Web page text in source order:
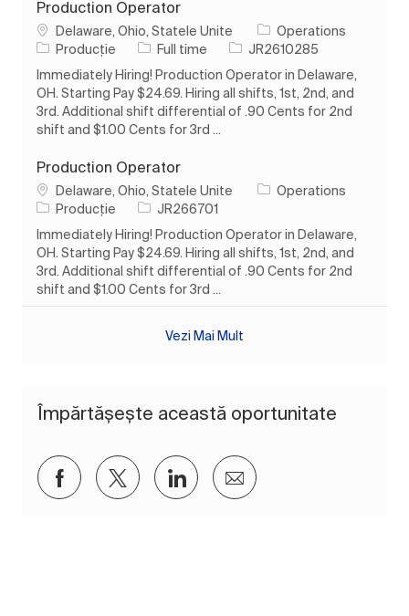
Production Operator
LocDelaware, Ohio, Statele Unite
Operations
Categorie
Producție Tipul postului
Full time Job IdJR2610285
Immediately Hiring! Production Operator in Delaware,
OH. Starting Pay $24.69. Hiring all shifts, 1st, 2nd, and
3rd. Additional shift differential of .90 Cents for 2nd
shift and $1.00 Cents for 3rd ...
Production Operator
LocDelaware, Ohio, Statele Unite
Operations
Categorie
Producție Job IdJR266701
Immediately Hiring! Production Operator in Delaware,
OH. Starting Pay $24.69. Hiring all shifts, 1st, 2nd, and
3rd. Additional shift differential of .90 Cents for 2nd
shift and $1.00 Cents for 3rd ...
Vezi Mai Mult
Împărtășește această oportunitate
Distribuiți prin Facebook
Distribuiți prin twitter
Distribuiți prin LinkedIn
Distribuiți prin e-